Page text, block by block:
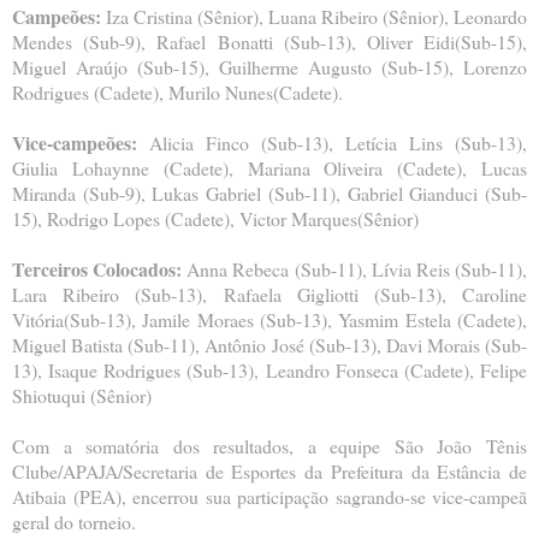
Campeões: Iza Cristina (Sênior), Luana Ribeiro (Sênior), Leonardo
Mendes (Sub-9), Rafael Bonatti (Sub-13), Oliver Eidi(Sub-15),
Miguel Araújo (Sub-15), Guilherme Augusto (Sub-15), Lorenzo
Rodrigues (Cadete), Murilo Nunes(Cadete).
Vice-campeões: Alicia Finco (Sub-13), Letícia Lins (Sub-13),
Giulia Lohaynne (Cadete), Mariana Oliveira (Cadete), Lucas
Miranda (Sub-9), Lukas Gabriel (Sub-11), Gabriel Gianduci (Sub-
15), Rodrigo Lopes (Cadete), Victor Marques(Sênior)
Terceiros Colocados: Anna Rebeca (Sub-11), Lívia Reis (Sub-11),
Lara Ribeiro (Sub-13), Rafaela Gigliotti (Sub-13), Caroline
Vitória(Sub-13), Jamile Moraes (Sub-13), Yasmim Estela (Cadete),
Miguel Batista (Sub-11), Antônio José (Sub-13), Davi Morais (Sub-
13), Isaque Rodrigues (Sub-13), Leandro Fonseca (Cadete), Felipe
Shiotuqui (Sênior)
Com a somatória dos resultados, a equipe São João Tênis
Clube/APAJA/Secretaria de Esportes da Prefeitura da Estância de
Atibaia (PEA), encerrou sua participação sagrando-se vice-campeã
geral do torneio.